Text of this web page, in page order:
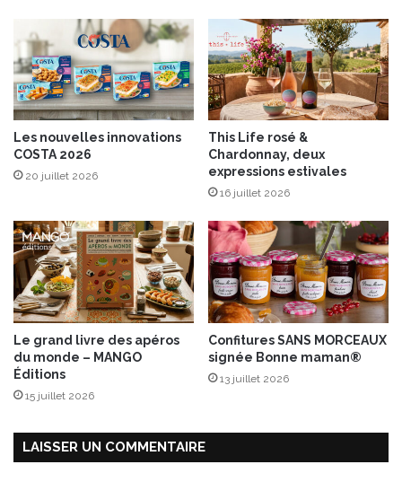
o
n
b
a
s
s
e
t
p
é
r
a
t
r
e
-
é
s
Les nouvelles innovations
COSTA 2026
20 juillet 2026
This Life rosé &
Chardonnay, deux
expressions estivales
16 juillet 2026
Le grand livre des apéros
du monde – MANGO
Éditions
15 juillet 2026
Confitures SANS MORCEAUX
signée Bonne maman®
13 juillet 2026
LAISSER UN COMMENTAIRE